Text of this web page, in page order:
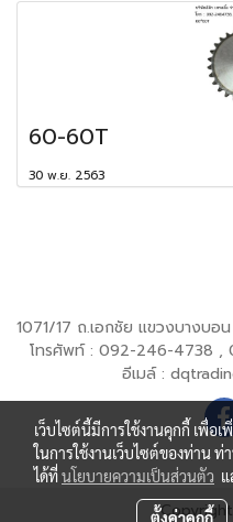
60-60T
30 พ.ย. 2563
1071/17 ถ.เอกชัย แขวงบางบอ
โทรศัพท์ : 092-246-4738 ,
อีเมล์ :
เว็บไซต์นี้มีการใช้งานคุกกี้ เพื่
ในการใช้งานเว็บไซต์ของท่าน
ได้ที่นโยบายความเป็นส่วนตัว
ตั้งค่าคุกกี้